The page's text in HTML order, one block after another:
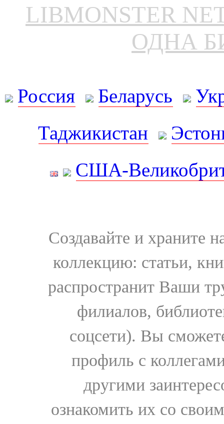
LIBMONSTER
ОДНА
Россия Беларусь
Таджикистан
США-
Создавайте и храните
коллекцию: статьи,
распространит Ваши
филиалов,
соцсети). Вы
профиль с
другими
ознакомить их со